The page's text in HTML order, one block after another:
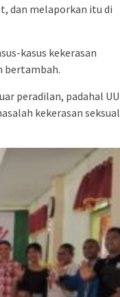
dan melaporkan itu di
kasus kekerasan
bertambah.
peradilan, padahal UU
kekerasan seksual